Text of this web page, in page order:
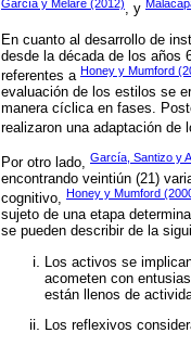
García y Melaré (2012), y
En cuanto al desarrollo de
desde la década de los años
referentes a Honey y Mumford
evaluación de los estilos se
manera cíclica en fases.
realizaron una adaptación de
Por otro lado, García, Santizo y
encontrando veintiún (21)
cognitivo, Honey y Mumford
sujeto de una etapa
se pueden describir de la
Los activos se
acometen con
están llenos de
Los reflexivos